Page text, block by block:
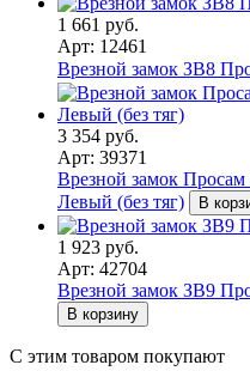
1 661 руб.
Арт: 12461
Врезной замок ЗВ8
3 354 руб.
Арт: 39371
Врезной замок
Левый (без тяг)
В
1 923 руб.
Арт: 42704
Врезной замок ЗВ9
В корзину
С этим товаром покупают